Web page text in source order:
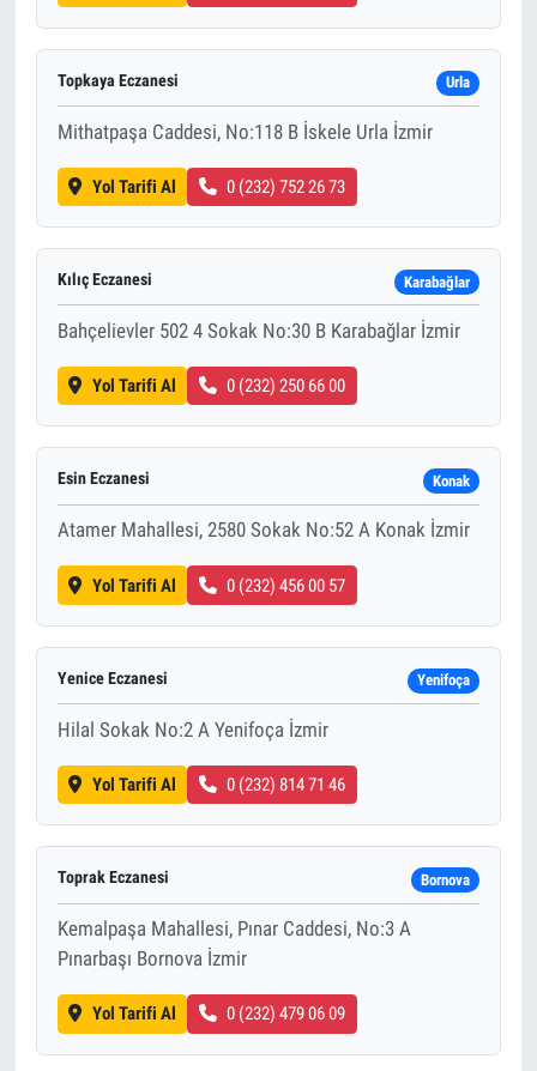
Topkaya Eczanesi Urla
Mithatpaşa Caddesi, No:118 B İskele Urla İzmir
Yol Tarifi Al 0 (232) 752 26 73
Kılıç Eczanesi Karabağlar
Bahçelievler 502 4 Sokak No:30 B Karabağlar İzmir
Yol Tarifi Al 0 (232) 250 66 00
Esin Eczanesi Konak
Atamer Mahallesi, 2580 Sokak No:52 A Konak İzmir
Yol Tarifi Al 0 (232) 456 00 57
Yenice Eczanesi Yenifoça
Hilal Sokak No:2 A Yenifoça İzmir
Yol Tarifi Al 0 (232) 814 71 46
Toprak Eczanesi Bornova
Kemalpaşa Mahallesi, Pınar Caddesi, No:3 A
Pınarbaşı Bornova İzmir
Yol Tarifi Al 0 (232) 479 06 09